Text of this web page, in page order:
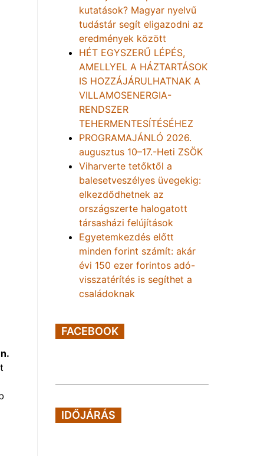
kutatások? Magyar nyelvű
tudástár segít eligazodni az
eredmények között
HÉT EGYSZERŰ LÉPÉS,
AMELLYEL A HÁZTARTÁSOK
IS HOZZÁJÁRULHATNAK A
VILLAMOSENERGIA-
RENDSZER
TEHERMENTESÍTÉSÉHEZ
PROGRAMAJÁNLÓ 2026.
augusztus 10–17.-Heti ZSÖK
Viharverte tetőktől a
balesetveszélyes üvegekig:
elkezdődhetnek az
országszerte halogatott
társasházi felújítások
Egyetemkezdés előtt
minden forint számít: akár
évi 150 ezer forintos adó-
visszatérítés is segíthet a
családoknak
FACEBOOK
IDŐJÁRÁS